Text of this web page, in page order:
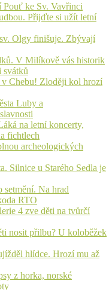
Pouť ke Sv. Vavřinci
Přijďte si užít letní
Olgy finišuje. Zbývají
V Milíkově vás historik
svátků
Chebu! Zloději kol hrozí
Luby a
na letní koncerty,
fichtlech
archeologických
Silnice u Starého Sedla je
setmění. Na hrad
RTO
4 zve děti na tvůrčí
nosit přilbu? U koloběžek
hlídce. Hrozí mu až
z horka, norské